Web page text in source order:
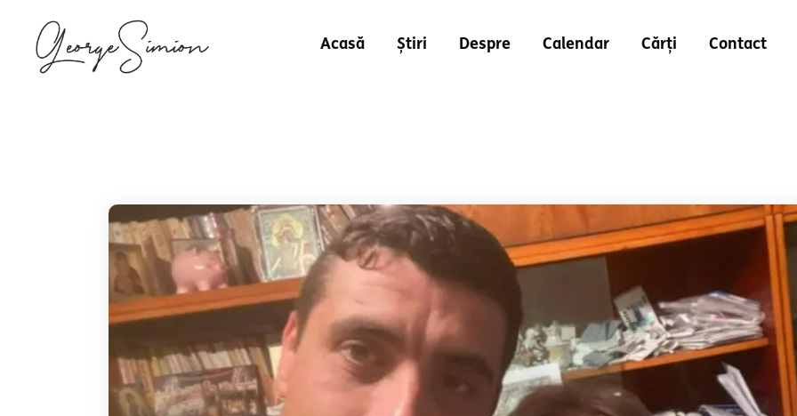
Acasă Știri Despre Calendar Cărți Contact